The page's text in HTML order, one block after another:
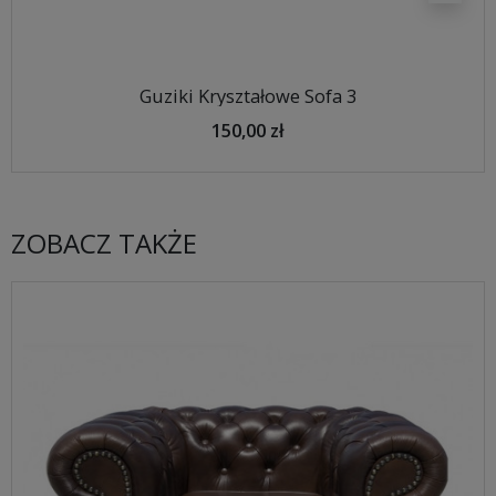
Guziki Kryształowe Sofa 3
150,00 zł
ZOBACZ TAKŻE